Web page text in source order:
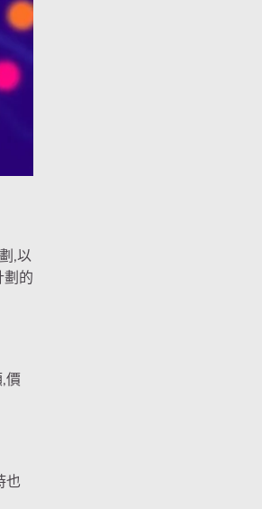
,以
劃的
價
也